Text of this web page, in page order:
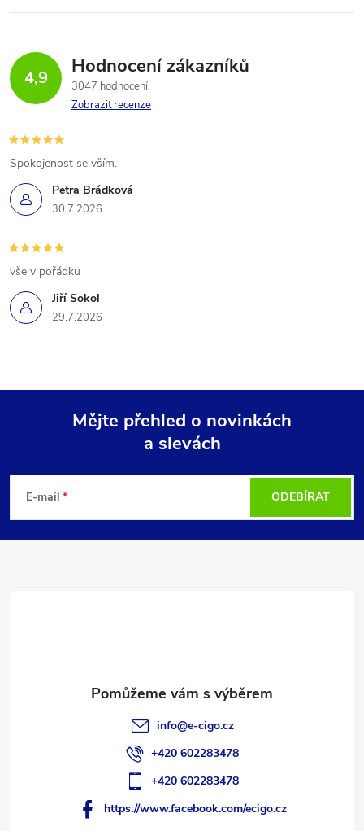
4,9 Hodnocení zákazníků
3047 hodnocení
Zobrazit recenze
Petra Brádková
30.7.2026
Spokojenost se vším.
Jiří Sokol
29.7.2026
vše v pořádku
p
Mějte přehled o novinkách
a slevách
E-mail ODEBÍRAT
info@e-cigo.cz
+420 602283478
+420 602283478
https://www.facebook.com/ecigo.cz